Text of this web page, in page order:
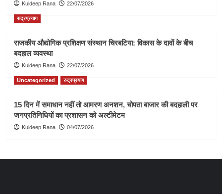
Kuldeep Rana 22/07/2026
रुद्रप्रयाग
राजकीय औद्योगिक प्रशिक्षण संस्थान चिरबटिया: विकास के दावों के बीच
बदहाल व्यवस्था
Kuldeep Rana 22/07/2026
Uncategorized रुद्रप्रयाग
15 दिन में समाधान नहीं तो आमरण अनशन, चोपता बाजार की बदहाली पर
जनप्रतिनिधियों का प्रशासन को अल्टीमेटम
Kuldeep Rana 04/07/2026